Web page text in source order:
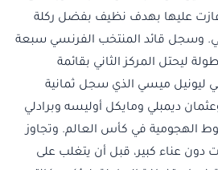
في دور 16 إذ فازت عليها بهدف نظيف بفضل ركلة
وسجل قائد المنتخب الفرنسي سبعة
ليحتل المركز الثاني بقائمة
ليونيل ميسي الذي سجل ‌ثمانية
ديمبلي ومايكل ‌أوليسه وبرادلي
الهجومية ​في كأس العالم. وتجاوز
دون عناء كبير، قبل أن يتغلب على